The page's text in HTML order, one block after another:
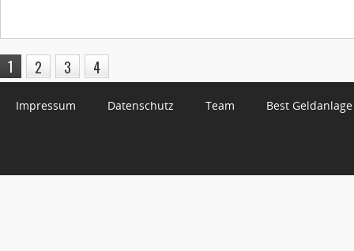
1 2 3 4
Impressum Datenschutz Team Best Geldanlage